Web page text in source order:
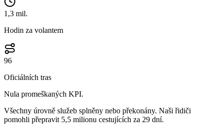
1,3 mil.
Hodin za volantem
96
Oficiálních tras
Nula promeškaných KPI.
Všechny úrovně služeb splněny nebo překonány. Naši řidiči
pomohli přepravit 5,5 milionu cestujících za 29 dní.